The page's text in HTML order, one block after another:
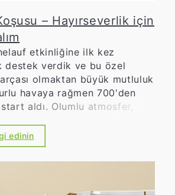
– Hayırseverlik için
etkinliğine ilk kez
destek verdik ve bu özel
olmaktan büyük mutluluk
havaya rağmen 700'den
start aldı. Olumlu atmosfer,
bölgede ne
yere sahip olduğunu
gösterdi. Schweinelauf,
dayanışma ve sosyal
olmuştur. Lions Kulübü, çok
edinin